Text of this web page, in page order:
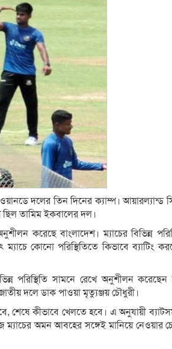
দলের তিন দিনের ক্যাম্প। আয়ারল্যান্ড
ছিল তামিম ইকবালের দল।
করেছে বাংলাদেশ। ম্যাচের বিভিন্ন
ম্যাচে কোনো পরিস্থিতিতে কিভাবে ব্যাটিং
পরিস্থিতি সামনে রেখে অনুশীলন করেছেন
দলে ডাক পাওয়া মৃত্যুঞ্জয় চৌধুরী।
শেষে কীভাবে খেলতে হবে। এ অনুযায়ী
অমন আবহের সঙ্গেই মানিয়ে নেওয়ার